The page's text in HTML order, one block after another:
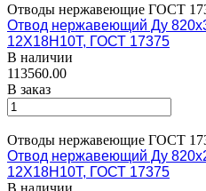
Отводы нержавеющие ГОСТ
Отвод нержавеющий Ду
12Х18Н10Т, ГОСТ 17375
В наличии
113560.00
В заказ
Отводы нержавеющие ГОСТ
Отвод нержавеющий Ду
12Х18Н10Т, ГОСТ 17375
В наличии